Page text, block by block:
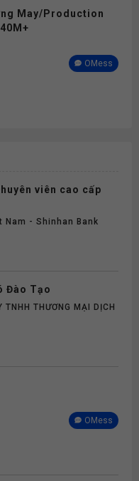
May/Production
OMess
viên cao cấp
Nam - Shinhan Bank
Đào Tạo
THƯƠNG MẠI DỊCH
OMess